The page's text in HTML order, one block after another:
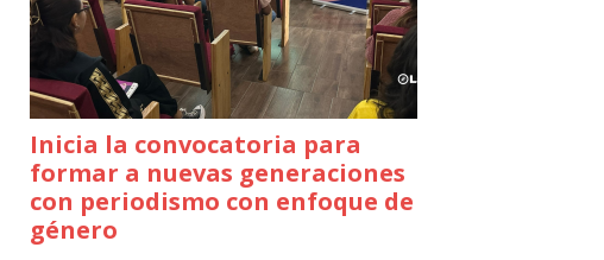
Inicia la convocatoria para
formar a nuevas generaciones
con periodismo con enfoque de
género